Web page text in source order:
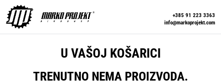
+385 91 223 3363
info@markoprojekt.com
U VAŠOJ KOŠARICI
TRENUTNO NEMA PROIZVODA.